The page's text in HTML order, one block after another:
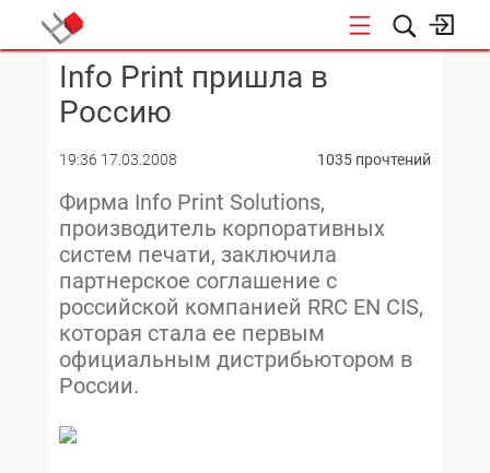
КОНФЕРЕНЦИИ
Info Print пришла в
Россию
19:36 17.03.2008 1035 прочтений
Фирма Info Print Solutions,
производитель корпоративных
систем печати, заключила
партнерское соглашение с
российской компанией RRC EN CIS,
которая стала ее первым
официальным дистрибьютором в
России.